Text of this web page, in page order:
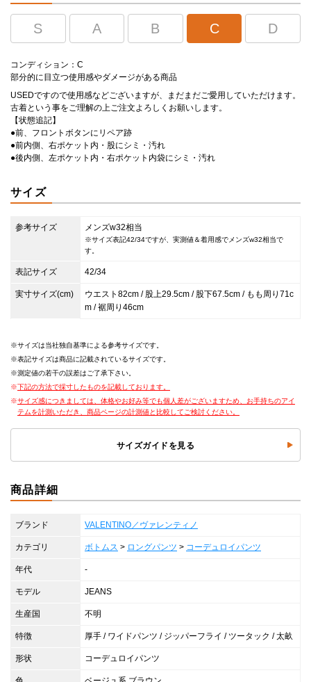
S A B C D
コンディション：C
部分的に目立つ使用感やダメージがある商品
USEDですので使用感などございますが、まだまだご愛用していただけます。
古着という事をご理解の上ご注文よろしくお願いします。
【状態追記】
●前、フロントボタンにリペア跡
●前内側、右ポケット内・股にシミ・汚れ
●後内側、左ポケット内・右ポケット内袋にシミ・汚れ
サイズ
参考サイズ メンズw32相当
※サイズ表記42/34ですが、実測値＆着用感でメンズw32相当で
す。
表記サイズ 42/34
実寸サイズ(cm)
ウエスト82cm / 股上29.5cm / 股下67.5cm / もも周り71c
m / 裾周り46cm
サイズは当社独自基準による参考サイズです。
表記サイズは商品に記載されているサイズです。
測定値の若干の誤差はご了承下さい。
下記の方法で採寸したものを記載しております。
サイズ感につきましては、体格やお好み等でも個人差がございますため、お手持ちのアイ
テムを計測いただき、商品ページの計測値と比較してご検討ください。
サイズガイドを見る
商品詳細
ブランド VALENTINO／ヴァレンティノ
カテゴリ ボトムス > ロングパンツ > コーデュロイパンツ
年代 -
モデル JEANS
生産国 不明
特徴 厚手 / ワイドパンツ / ジッパーフライ / ツータック / 太畝
形状 コーデュロイパンツ